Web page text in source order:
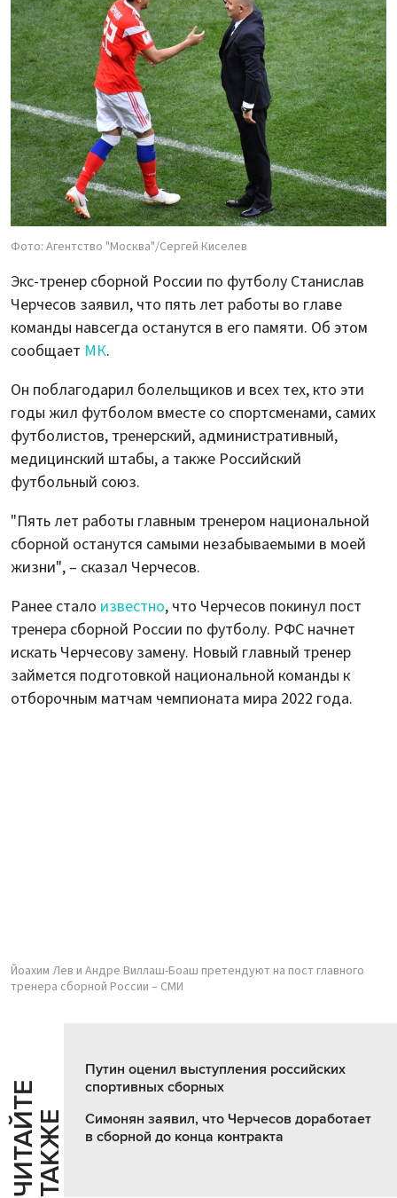
Фото: Агентство "Москва"/Сергей Киселев
Экс-тренер сборной России по футболу Станислав
Черчесов заявил, что пять лет работы во главе
команды навсегда останутся в его памяти. Об этом
сообщает МК.
Он поблагодарил болельщиков и всех тех, кто эти
годы жил футболом вместе со спортсменами, самих
футболистов, тренерский, административный,
медицинский штабы, а также Российский
футбольный союз.
"Пять лет работы главным тренером национальной
сборной останутся самыми незабываемыми в моей
жизни", – сказал Черчесов.
Ранее стало известно, что Черчесов покинул пост
тренера сборной России по футболу. РФС начнет
искать Черчесову замену. Новый главный тренер
займется подготовкой национальной команды к
отборочным матчам чемпионата мира 2022 года.
Йоахим Лев и Андре Виллаш-Боаш претендуют на пост главного
тренера сборной России – СМИ
Ч
И
Т
АЙ
Т
Е
Т
А
К
ЖЕ
Путин оценил выступления российских
спортивных сборных
Симонян заявил, что Черчесов доработает
в сборной до конца контракта